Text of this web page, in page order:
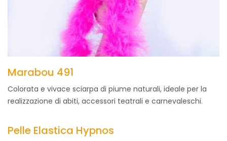
Marabou 491
Colorata e vivace sciarpa di piume naturali, ideale per la
realizzazione di abiti, accessori teatrali e carnevaleschi.
Pelle Elastica Hypnos